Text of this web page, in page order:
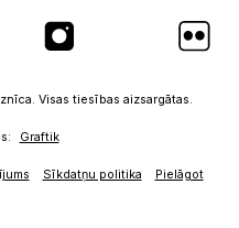
Visas tiesības aizsargātas.
Graftik
Sīkdatņu politika
Pielāgot